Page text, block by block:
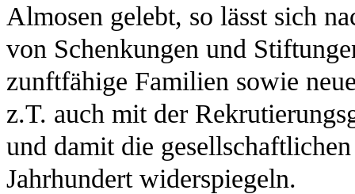
Almosen gelebt, so lässt sich
von Schenkungen und
zunftfähige Familien sowie
z.T. auch mit der
und damit die
Jahrhundert widerspiegeln.